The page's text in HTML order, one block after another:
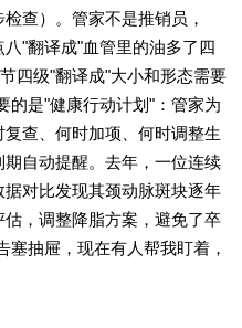
查）。管家不是推销员，
"翻译成"血管里的油多了四
四级"翻译成"大小和形态需要
的是"健康行动计划"：管家为
查、何时加项、何时调整生
自动提醒。去年，一位连续
对比发现其颈动脉斑块逐年
，调整降脂方案，避免了卒
抽屉，现在有人帮我盯着，